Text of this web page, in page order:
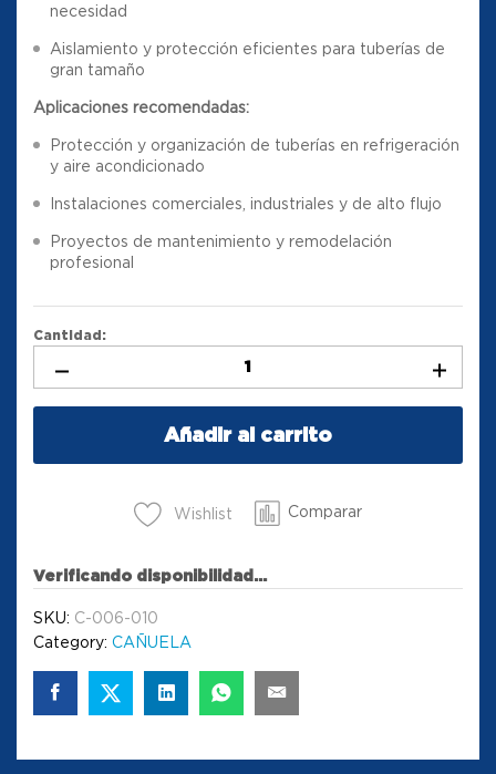
necesidad
Aislamiento y protección eficientes para tuberías de
gran tamaño
Aplicaciones recomendadas:
Protección y organización de tuberías en refrigeración
y aire acondicionado
Instalaciones comerciales, industriales y de alto flujo
Proyectos de mantenimiento y remodelación
profesional
Cantidad:
Añadir al carrito
Wishlist Comparar
Verificando disponibilidad...
SKU: C-006-010
Category: CAÑUELA